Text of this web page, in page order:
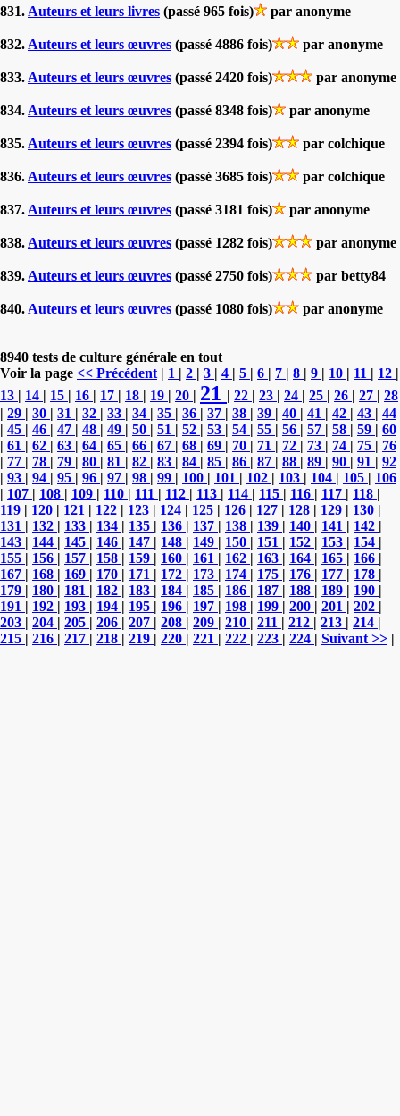
831. Auteurs et leurs livres (passé 965 fois) par anonyme
832. Auteurs et leurs œuvres (passé 4886 fois) par anonyme
833. Auteurs et leurs œuvres (passé 2420 fois) par anonyme
834. Auteurs et leurs œuvres (passé 8348 fois) par anonyme
835. Auteurs et leurs œuvres (passé 2394 fois) par colchique
836. Auteurs et leurs œuvres (passé 3685 fois) par colchique
837. Auteurs et leurs œuvres (passé 3181 fois) par anonyme
838. Auteurs et leurs œuvres (passé 1282 fois) par anonyme
839. Auteurs et leurs œuvres (passé 2750 fois) par betty84
840. Auteurs et leurs œuvres (passé 1080 fois) par anonyme
8940 tests de culture générale en tout
Voir la page << Précédent | 1 | 2 | 3 | 4 | 5 | 6 | 7 | 8 | 9 | 10 | 11 | 12 |
13 | 14 | 15 | 16 | 17 | 18 | 19 | 20 | 21 | 22 | 23 | 24 | 25 | 26 | 27 | 28
| 29 | 30 | 31 | 32 | 33 | 34 | 35 | 36 | 37 | 38 | 39 | 40 | 41 | 42 | 43 | 44
| 45 | 46 | 47 | 48 | 49 | 50 | 51 | 52 | 53 | 54 | 55 | 56 | 57 | 58 | 59 | 60
| 61 | 62 | 63 | 64 | 65 | 66 | 67 | 68 | 69 | 70 | 71 | 72 | 73 | 74 | 75 | 76
| 77 | 78 | 79 | 80 | 81 | 82 | 83 | 84 | 85 | 86 | 87 | 88 | 89 | 90 | 91 | 92
| 93 | 94 | 95 | 96 | 97 | 98 | 99 | 100 | 101 | 102 | 103 | 104 | 105 | 106
| 107 | 108 | 109 | 110 | 111 | 112 | 113 | 114 | 115 | 116 | 117 | 118 |
119 | 120 | 121 | 122 | 123 | 124 | 125 | 126 | 127 | 128 | 129 | 130 |
131 | 132 | 133 | 134 | 135 | 136 | 137 | 138 | 139 | 140 | 141 | 142 |
143 | 144 | 145 | 146 | 147 | 148 | 149 | 150 | 151 | 152 | 153 | 154 |
155 | 156 | 157 | 158 | 159 | 160 | 161 | 162 | 163 | 164 | 165 | 166 |
167 | 168 | 169 | 170 | 171 | 172 | 173 | 174 | 175 | 176 | 177 | 178 |
179 | 180 | 181 | 182 | 183 | 184 | 185 | 186 | 187 | 188 | 189 | 190 |
191 | 192 | 193 | 194 | 195 | 196 | 197 | 198 | 199 | 200 | 201 | 202 |
203 | 204 | 205 | 206 | 207 | 208 | 209 | 210 | 211 | 212 | 213 | 214 |
215 | 216 | 217 | 218 | 219 | 220 | 221 | 222 | 223 | 224 | Suivant >> |